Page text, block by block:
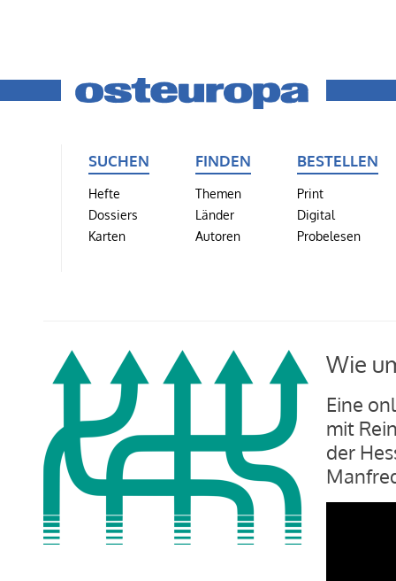
SUCHEN
Hefte
Dossiers
Karten
FINDEN
Themen
Länder
Autoren
BESTELLEN
Print
Digital
Probelesen
Wie
Eine
mit
der